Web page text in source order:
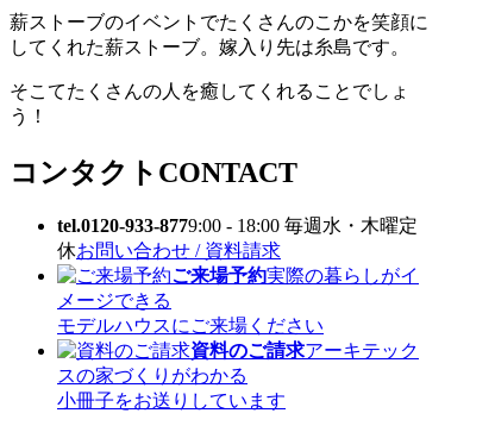
薪ストーブのイベントでたくさんのこかを笑顔に
してくれた薪ストーブ。嫁入り先は糸島です。
そこてたくさんの人を癒してくれることでしょ
う！
コンタクト CONTACT
tel.0120-933-8779:00 - 18:00 毎週水・木曜定
休お問い合わせ / 資料請求
ご来場予約実際の暮らしがイ
メージできる
モデルハウスにご来場ください
資料のご請求アーキテック
スの家づくりがわかる
小冊子をお送りしています